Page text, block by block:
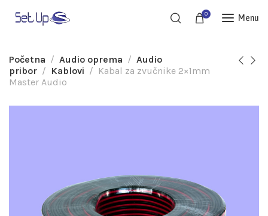
0 Menu
Početna Audio oprema
Audio
pribor
Kablovi
Kabal za zvučnike 2×1mm
Master Audio